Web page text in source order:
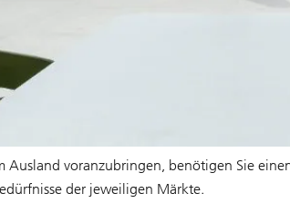
voranzubringen, benötigen Sie
der jeweiligen Märkte.